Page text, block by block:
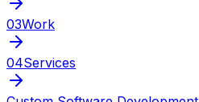
03Work
04Services